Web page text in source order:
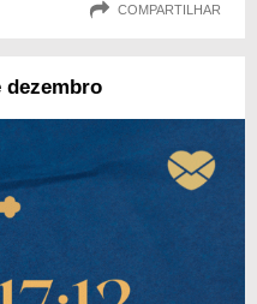
COMPARTILHAR
dezembro